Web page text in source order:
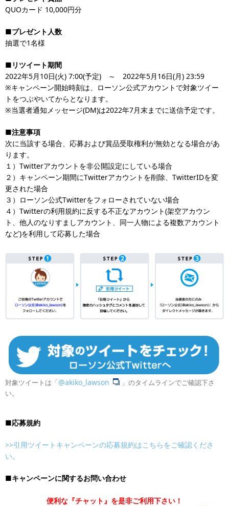
QUOカード 10,000円分
■プレゼント人数
抽選で1名様
■リツイート期間
2022年5月10日(火) 7:00(予定) ～ 2022年5月16日(月) 23:59
※キャンペーン開始時刻は、ローソン公式アカウントで対象ツイー
トをつぶやいてからとなります。
※当選者通知メッセージ(DM)は2022年7月末までに送信予定です。
■注意事項
次に当該する場合、応募および賞品受取権利が無効となる場合があ
ります。
１）Twitterアカウントを非公開設定にしている場合
２）キャンペーン期間にTwitterアカウントを削除、TwitterIDを変
更された場合
３）ローソン公式Twitterをフォローされていない場合
４）Twitterの利用規約に反する不正なアカウント(架空アカウン
ト、他人のなりすましアカウント、同一人物による複数アカウント
など)を利用して応募した場合
対象ツイートは「@akiko_lawson
」のタイムラインでご確認下さ
い。
■​応募規約
>>引用ツイートキャンペーンの応募規約はこちらをご確認くださ
い。
■キャンペーンに関するお問い合わせ
便利な『チャット』を是非ご利用下さい！